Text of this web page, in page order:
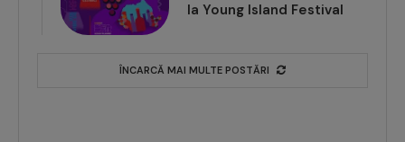
la Young Island Festival
ÎNCARCĂ MAI MULTE POSTĂRI